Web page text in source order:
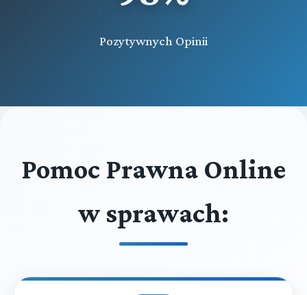
Pozytywnych Opinii
Pomoc Prawna Online
w sprawach: